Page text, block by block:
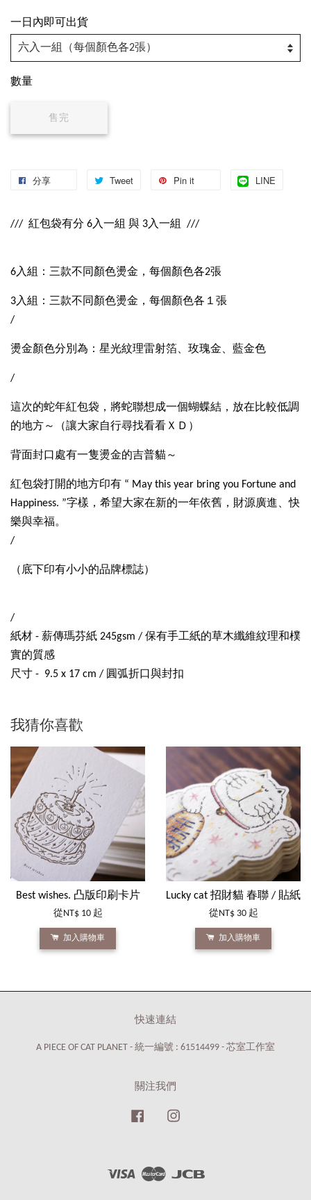
一日內即可出貨
數量
售完
分享 Tweet Pin it LINE
/// 紅包袋有分 6入一組 與 3入一組 ///
6入組：三款不同顏色燙金，每個顏色各2張
3入組：三款不同顏色燙金，每個顏色各１張
/
燙金顏色分別為：星光紋理雷射箔、玫瑰金、藍金色
/
這次的蛇年紅包袋，將蛇聯想成一個蝴蝶結，放在比較低調
的地方～（讓大家自行尋找看看ＸＤ）
背面封口處有一隻燙金的吉普貓～
紅包袋打開的地方印有 “ May this year bring you Fortune and
Happiness. ”字樣，希望大家在新的一年依舊，財源廣進、快
樂與幸福。
/
（底下印有小小的品牌標誌）
/
紙材 - 薪傳瑪芬紙 245gsm / 保有手工紙的草木纖維紋理和樸
實的質感
尺寸 - 9.5 x 17 cm / 圓弧折口與封扣
我猜你喜歡
Best wishes. 凸版印刷卡片
從 NT$ 10 起
加入購物車
Lucky cat 招財貓 春聯 / 貼紙
從 NT$ 30 起
加入購物車
快速連結
A PIECE OF CAT PLANET - 統一編號 : 61514499 - 芯室工作室
關注我們
Facebook
Visa Master